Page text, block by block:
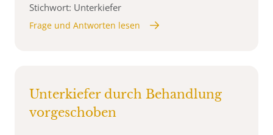
Stichwort: Unterkiefer
Frage und Antworten lesen
Unterkiefer durch Behandlung
vorgeschoben